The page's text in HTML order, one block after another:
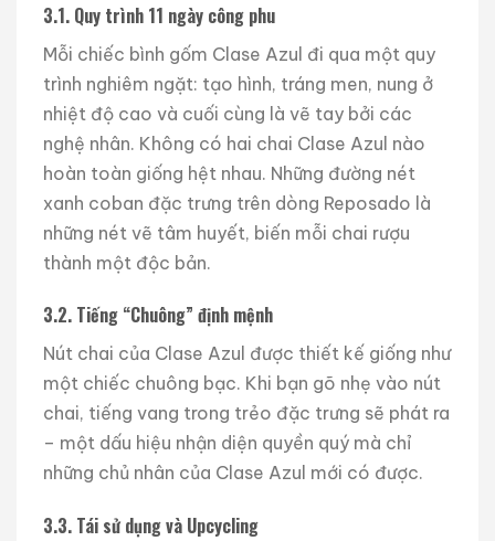
3.1. Quy trình 11 ngày công phu
Mỗi chiếc bình gốm Clase Azul đi qua một quy
trình nghiêm ngặt: tạo hình, tráng men, nung ở
nhiệt độ cao và cuối cùng là vẽ tay bởi các
nghệ nhân. Không có hai chai Clase Azul nào
hoàn toàn giống hệt nhau. Những đường nét
xanh coban đặc trưng trên dòng Reposado là
những nét vẽ tâm huyết, biến mỗi chai rượu
thành một độc bản.
3.2. Tiếng “Chuông” định mệnh
Nút chai của Clase Azul được thiết kế giống như
một chiếc chuông bạc. Khi bạn gõ nhẹ vào nút
chai, tiếng vang trong trẻo đặc trưng sẽ phát ra
– một dấu hiệu nhận diện quyền quý mà chỉ
những chủ nhân của Clase Azul mới có được.
3.3. Tái sử dụng và Upcycling